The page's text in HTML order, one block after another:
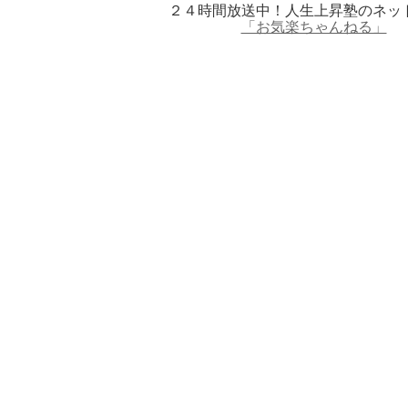
２４時間放送中！人生上昇塾のネッ
「お気楽ちゃんねる」